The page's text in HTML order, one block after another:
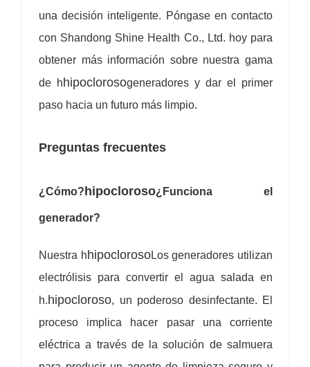
una decisión inteligente. Póngase en contacto
con Shandong Shine Health Co., Ltd. hoy para
obtener más información sobre nuestra gama
de hhipoclorosogeneradores y dar el primer
paso hacia un futuro más limpio.
Preguntas frecuentes
¿Cómo? hipocloroso¿Funciona el
generador?
Nuestra hhipoclorosoLos generadores utilizan
electrólisis para convertir el agua salada en
h.hipocloroso, un poderoso desinfectante. El
proceso implica hacer pasar una corriente
eléctrica a través de la solución de salmuera